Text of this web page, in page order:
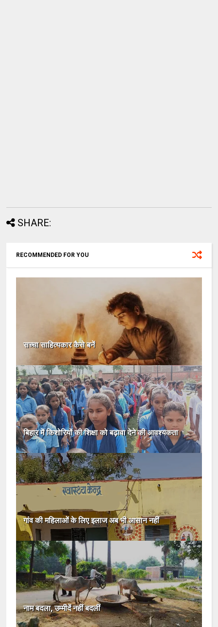
SHARE:
RECOMMENDED FOR YOU
सच्चा साहित्यकार कैसे बनें
बिहार में किशोरियों की शिक्षा को बढ़ावा देने की आवश्यकता
गांव की महिलाओं के लिए इलाज अब भी आसान नहीं
नाम बदला, उम्मीदें नहीं बदलीं